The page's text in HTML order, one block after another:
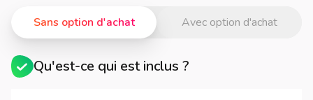
Avec option d'achat
Sans option d'achat
Qu'est-ce qui est inclus ?